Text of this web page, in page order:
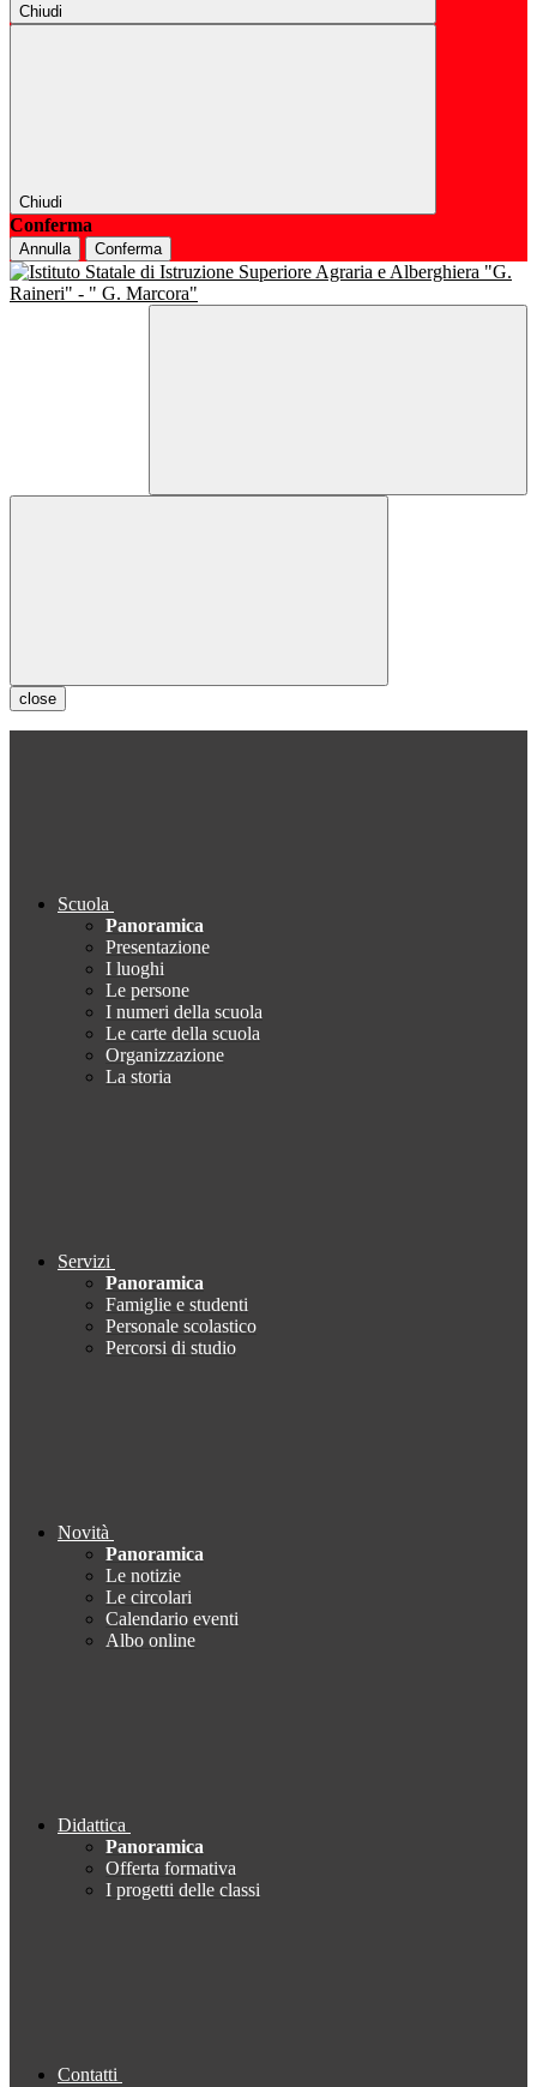
Chiudi
Chiudi
Conferma
Annulla Conferma
close
Scuola
Panoramica
Presentazione
I luoghi
Le persone
I numeri della scuola
Le carte della scuola
Organizzazione
La storia
Servizi
Panoramica
Famiglie e studenti
Personale scolastico
Percorsi di studio
Novità
Panoramica
Le notizie
Le circolari
Calendario eventi
Albo online
Didattica
Panoramica
Offerta formativa
I progetti delle classi
Contatti